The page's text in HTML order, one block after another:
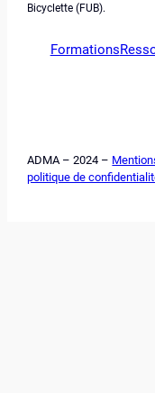
Bicyclette (FUB).
Formations
ADMA – 2024 –
politique de